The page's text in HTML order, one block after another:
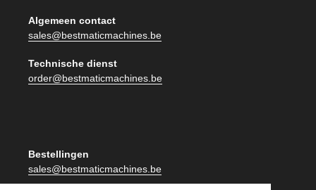
Algemeen contact
sales@bestmaticmachines.be
Technische dienst
order@bestmaticmachines.be
Bestellingen
sales@bestmaticmachines.be